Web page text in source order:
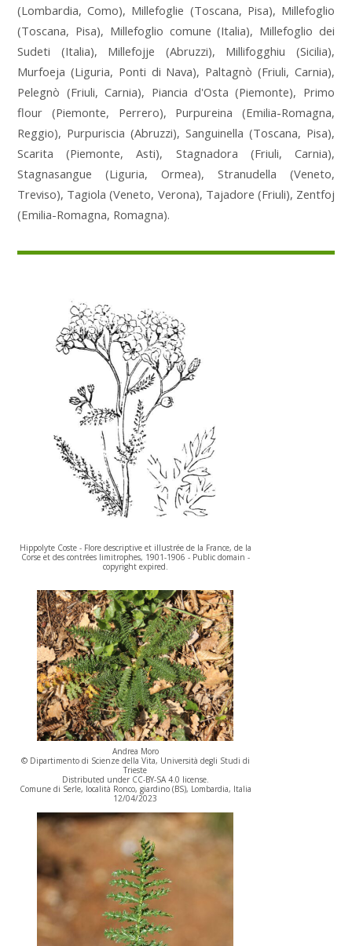
(Lombardia, Como), Millefoglie (Toscana, Pisa), Millefoglio
(Toscana, Pisa), Millefoglio comune (Italia), Millefoglio dei
Sudeti (Italia), Millefojje (Abruzzi), Millifogghiu (Sicilia),
Murfoeja (Liguria, Ponti di Nava), Paltagnò (Friuli, Carnia),
Pelegnò (Friuli, Carnia), Piancia d'Osta (Piemonte), Primo
flour (Piemonte, Perrero), Purpureina (Emilia-Romagna,
Reggio), Purpuriscia (Abruzzi), Sanguinella (Toscana, Pisa),
Scarita (Piemonte, Asti), Stagnadora (Friuli, Carnia),
Stagnasangue (Liguria, Ormea), Stranudella (Veneto,
Treviso), Tagiola (Veneto, Verona), Tajadore (Friuli), Zentfoj
(Emilia-Romagna, Romagna).
Hippolyte Coste - Flore descriptive et illustrée de la France, de la
Corse et des contrées limitrophes, 1901-1906 - Public domain -
copyright expired.
Andrea Moro
© Dipartimento di Scienze della Vita, Università degli Studi di
Trieste
Distributed under CC-BY-SA 4.0 license.
Comune di Serle, località Ronco, giardino (BS), Lombardia, Italia
12/04/2023